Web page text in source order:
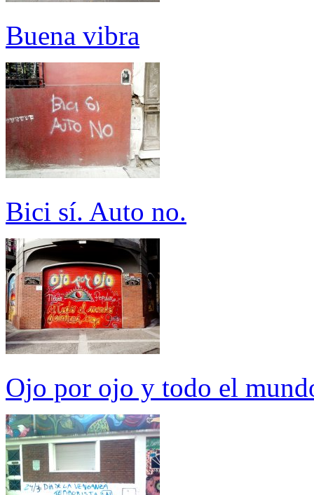
Buena vibra
Bici sí. Auto no.
Ojo por ojo y todo el